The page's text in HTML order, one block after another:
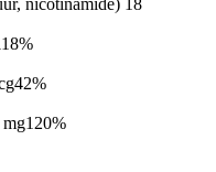
nicotinamide) 18
42%
mg120%